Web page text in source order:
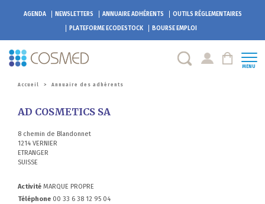
AGENDA NEWSLETTERS ANNUAIRE ADHÉRENTS
OUTILS RÉGLEMENTAIRES
PLATEFORMEECODESTOCK BOURSE EMPLOI
MENU
Accueil > Annuaire des adhérents
AD COSMETICS SA
8 chemin de Blandonnet
1214 VERNIER
ETRANGER
SUISSE
Activité MARQUE PROPRE
Téléphone 00 33 6 38 12 95 04